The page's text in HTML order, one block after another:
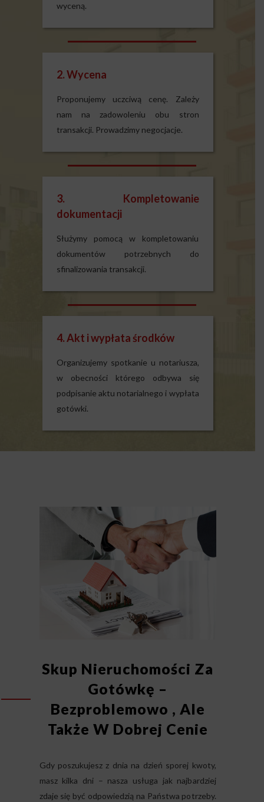
wyceną.
2. Wycena
Proponujemy uczciwą cenę. Zależy
nam na zadowoleniu obu stron
transakcji. Prowadzimy negocjacje.
3. Kompletowanie
dokumentacji
Służymy pomocą w kompletowaniu
dokumentów potrzebnych do
sfinalizowania transakcji.
4. Akt i wypłata środków
Organizujemy spotkanie u notariusza,
w obecności którego odbywa się
podpisanie aktu notarialnego i wypłata
gotówki.
Skup Nieruchomości Za
Gotówkę –
Bezproblemowo , Ale
Także W Dobrej Cenie
Gdy poszukujesz z dnia na dzień sporej kwoty,
masz kilka dni – nasza usługa jak najbardziej
zdaje się być odpowiedzią na Państwa potrzeby.